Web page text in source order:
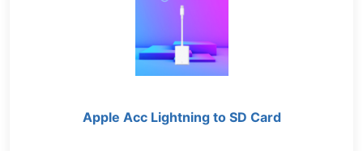
Apple Acc Lightning to SD Card